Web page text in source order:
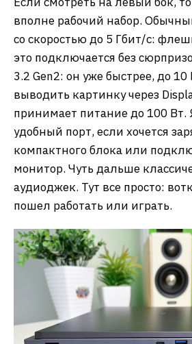
вполне рабочий набор.
со скоростью до 5 Гбит/с:
это подключается без
3.2 Gen2: он уже быстрее, до 10
выводить картинку через
принимает питание до 100 Вт.
удобный порт, если хочется
компактного блока или
монитор. Чуть дальше
аудиоджек. Тут все просто:
пошел работать или играть.